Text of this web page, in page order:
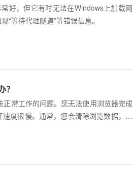
好，但它有时无法在Windows上加载网
“等待代理隧道”等错误信息。
？
常工作的问题。您无法使用浏览器完成
度很慢。通常，您会清除浏览数据，然
努力，Chrome都会再次以同样的方式